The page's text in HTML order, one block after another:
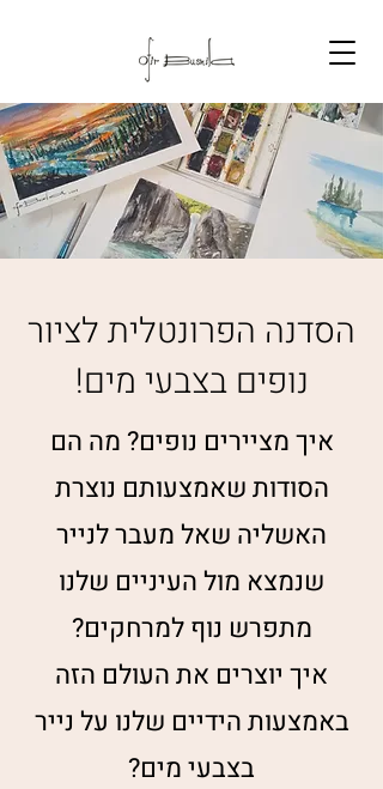
הסדנה הפרונטלית לציור
נופים בצבעי מים!
איך מציירים נופים? מה הם
הסודות שאמצעותם נוצרת
האשליה שאל מעבר לנייר
שנמצא מול העיניים שלנו
מתפרש נוף למרחקים?
איך יוצרים את העולם הזה
באמצעות הידיים שלנו על נייר
בצבעי מים?